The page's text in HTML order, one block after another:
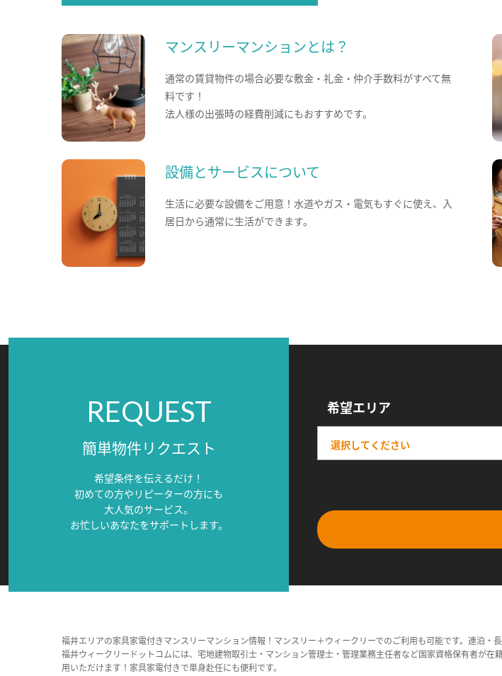
マンスリーマンションとは？
通常の賃貸物件の場合必要な敷金・礼金・仲介手数料がすべて無
料です！
法人様の出張時の経費削減にもおすすめです。
設備とサービスについて
生活に必要な設備をご用意！水道やガス・電気もすぐに使え、入
居日から通常に生活ができます。
REQUEST
簡単物件リクエスト
希望条件を伝えるだけ！
初めての方やリピーターの方にも
大人気のサービス。
お忙しいあなたをサポートします。
希望エリア
福井エリアの家具家電付きマンスリーマンション情報！マンスリー＋ウィークリーでのご利用も可能です。連泊・
福井ウィークリードットコムには、宅地建物取引士・マンション管理士・管理業務主任者など国家資格保有者が
用いただけます！家具家電付きで単身赴任にも便利です。